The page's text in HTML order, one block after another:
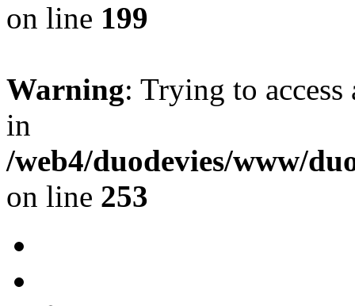
on line 199
Warning: Trying to
in
/web4/duodevies/www/
on line 253